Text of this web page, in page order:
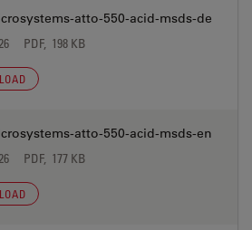
atto-550-acid-msds-de
PDF, 198 KB
atto-550-acid-msds-en
PDF, 177 KB